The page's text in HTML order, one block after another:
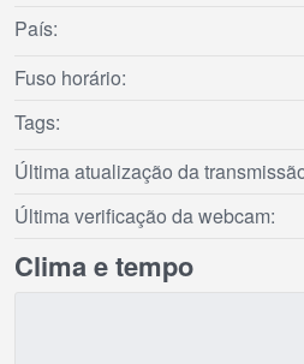
País:
Fuso horário:
Tags:
Última atualização da
Última verificação da webcam:
Clima e tempo